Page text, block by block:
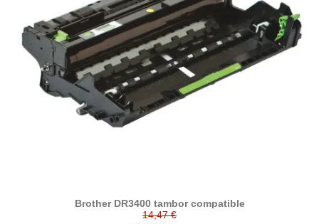
Brother DR3400 tambor compatible
14,47 €